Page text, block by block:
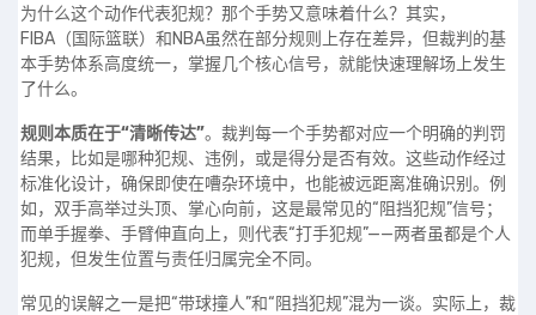
为什么这个动作代表犯规？那个手势又意味着什么？其实，
FIBA（国际篮联）和NBA虽然在部分规则上存在差异，但裁判的基
本手势体系高度统一，掌握几个核心信号，就能快速理解场上发生
了什么。
规则本质在于“清晰传达”。裁判每一个手势都对应一个明确的判罚
结果，比如是哪种犯规、违例，或是得分是否有效。这些动作经过
标准化设计，确保即使在嘈杂环境中，也能被远距离准确识别。例
如，双手高举过头顶、掌心向前，这是最常见的“阻挡犯规”信号；
而单手握拳、手臂伸直向上，则代表“打手犯规”——两者虽都是个人
犯规，但发生位置与责任归属完全不同。
常见的误解之一是把“带球撞人”和“阻挡犯规”混为一谈。实际上，裁